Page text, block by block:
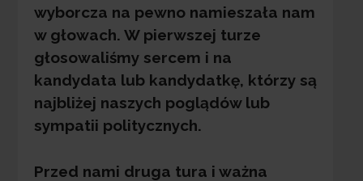
wyborcza na pewno namieszała nam
w głowach. W pierwszej turze
głosowaliśmy sercem i na
kandydata lub kandydatkę, którzy są
najbliżej naszych poglądów lub
sympatii politycznych.
Przed nami druga tura i ważna